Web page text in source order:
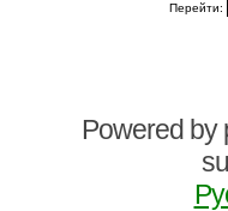
Перейти:
Powered by